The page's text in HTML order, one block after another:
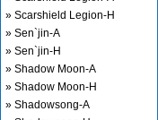
» Scarshield Legion-H
» Sen`jin-A
» Sen`jin-H
» Shadow Moon-A
» Shadow Moon-H
» Shadowsong-A